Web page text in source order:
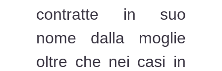
contratte in suo
nome dalla moglie
oltre che nei casi in